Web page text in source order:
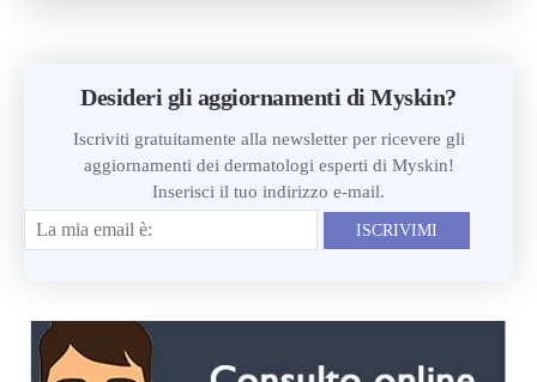
Desideri gli aggiornamenti di Myskin?
Iscriviti gratuitamente alla newsletter per ricevere gli
aggiornamenti dei dermatologi esperti di Myskin!
Inserisci il tuo indirizzo e-mail.
ISCRIVIMI